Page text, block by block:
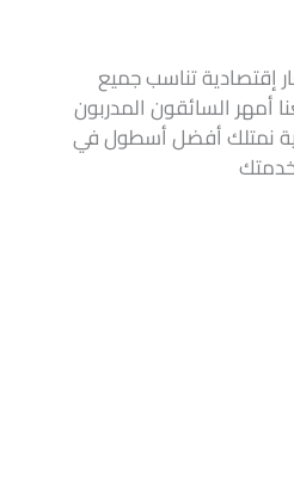
إقتصادية تناسب جميع
أمهر السائقون المدربون
نمتلك أفضل أسطول في